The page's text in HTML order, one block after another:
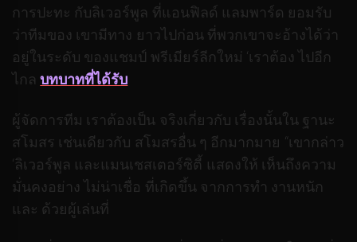
การปะทะ กับลิเวอร์พูล ที่แอนฟิลด์ แลมพาร์ด ยอมรับ
ว่าทีมของ เขามีทาง ยาวไปก่อน ที่พวกเขาจะอ้างได้ว่า
อยู่ในระดับ ของแชมป์ พรีเมียร์ลีกใหม่ ‘เราต้อง ไปอีก
ไกลบทบาทที่ได้รับ
ผู้จัดการทีม เราต้องเป็น จริงเกี่ยวกับ เรื่องนั้นใน ฐานะ
สโมสร เช่นเดียวกับ สโมสรอื่น ๆ อีกมากมาย “เขากล่าว
‘ลิเวอร์พูล และแมนเชสเตอร์ซิตี้ แสดงให้ เห็นถึงความ
มั่นคงอย่าง ไม่น่าเชื่อ ที่เกิดขึ้น จากการทำ งานหนัก
และ ด้วยผู้เล่นที่